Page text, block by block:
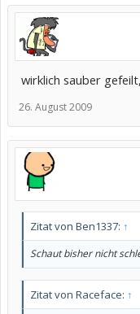
wirklich sauber
26. August 2009
Zitat von Ben1337: ↑
Schaut bisher nicht
Zitat von Raceface: ↑